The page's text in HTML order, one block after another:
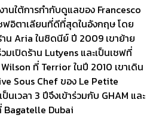
านใต้การกำกับดูแลของ Francesco
ฟอิตาเลียนที่ดีที่สุดในอังกฤษ โดย
น Aria ในซิดนีย์ ปี 2009 เขาย้าย
เปิดร้าน Lutyens และเป็นเชฟที่
ที่ Terrior ในปี 2010 เขาเดิน
Sous Chef ของ Le Petite
นเวลา 3 ปีจึงเข้าร่วมกับ GHAM และ
Bagatelle Dubai